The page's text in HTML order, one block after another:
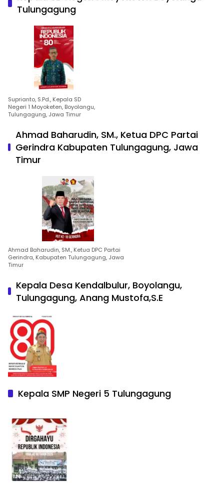
Tulungagung
Suprianto, S.Pd., Kepala SD
Negeri 1 Moyoketen, Boyolangu,
Tulungagung, Jawa Timur
Ahmad Baharudin, SM., Ketua DPC Partai
Gerindra Kabupaten Tulungagung, Jawa
Timur
Ahmad Baharudin, SM., Ketua DPC Partai
Gerindra, Kabupaten Tulungagung, Jawa
Timur
Kepala Desa Kendalbulur, Boyolangu,
Tulungagung, Anang Mustofa,S.E
Kepala SMP Negeri 5 Tulungagung